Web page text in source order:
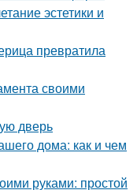
эстетики и
превратила
своими
дверь
дома: как и чем
руками: простой